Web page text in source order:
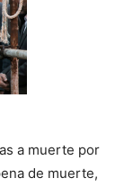
a muerte por
de muerte,